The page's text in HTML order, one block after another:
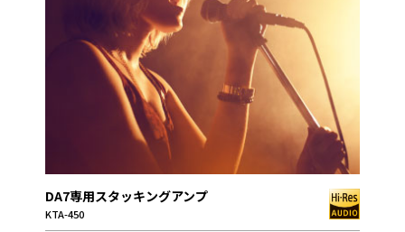
DA7専用スタッキングアンプ
KTA-450